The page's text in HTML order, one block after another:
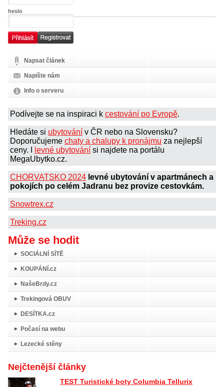
heslo
Napsat článek
Napište nám
Info o serveru
Podívejte se na inspiraci k cestování po Evropě.
Hledáte si ubytování v ČR nebo na Slovensku?
Doporučujeme chaty a chalupy k pronájmu za nejlepší
ceny. I
levné ubytování si najdete na portálu
MegaUbytko.cz.
CHORVATSKO 2024 levné ubytování v apartmánech a
pokojích po celém Jadranu bez provize cestovkám.
Snowtrex.cz
Treking.cz
Může se hodit
SOCIÁLNÍ SÍTĚ
KOUPÁNÍ.cz
NašeBrdy.cz
Trekingová OBUV
DESÍTKA.cz
Počasí na webu
Lezecké stěny
Nejčtenější články
TEST Turistické boty Columbia Tellurix